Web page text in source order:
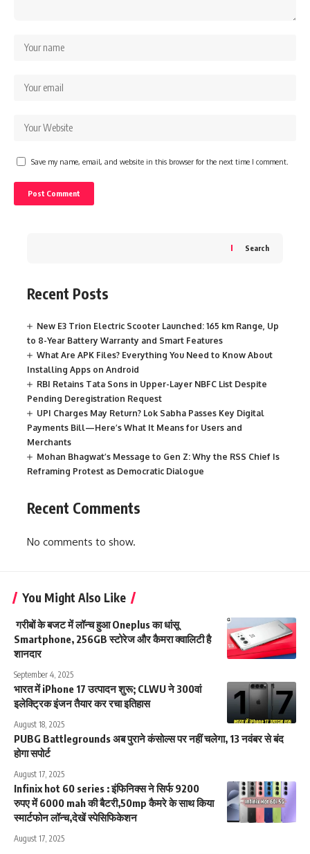
Save my name, email, and website in this browser for the next time I comment.
Search
Recent Posts
New E3 Trion Electric Scooter Launched: 165 km Range, Up
to 8-Year Battery Warranty and Smart Features
What Are APK Files? Everything You Need to Know About
Installing Apps on Android
RBI Retains Tata Sons in Upper-Layer NBFC List Despite
Pending Deregistration Request
UPI Charges May Return? Lok Sabha Passes Key Digital
Payments Bill—Here’s What It Means for Users and
Merchants
Mohan Bhagwat’s Message to Gen Z: Why the RSS Chief Is
Reframing Protest as Democratic Dialogue
Recent Comments
No comments to show.
You Might Also Like
गरीबों के बजट में लॉन्च हुआ Oneplus का धांसू
Smartphone, 256GB स्टोरेज और कैमरा क्वालिटी है
शानदार
September 4, 2025
भारत में iPhone 17 उत्पादन शुरू; CLWU ने 300वां
इलेक्ट्रिक इंजन तैयार कर रचा इतिहास
August 18, 2025
PUBG Battlegrounds अब पुराने कंसोल्स पर नहीं चलेगा, 13 नवंबर से बंद
होगा सपोर्ट
August 17, 2025
Infinix hot 60 series : इंफिनिक्स ने सिर्फ 9200
रुपए में 6000 mah की बैटरी,50mp कैमरे के साथ किया
स्मार्टफोन लॉन्च,देखें स्पेसिफिकेशन
August 17, 2025